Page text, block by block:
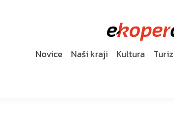
Novice Naši kraji Kultura